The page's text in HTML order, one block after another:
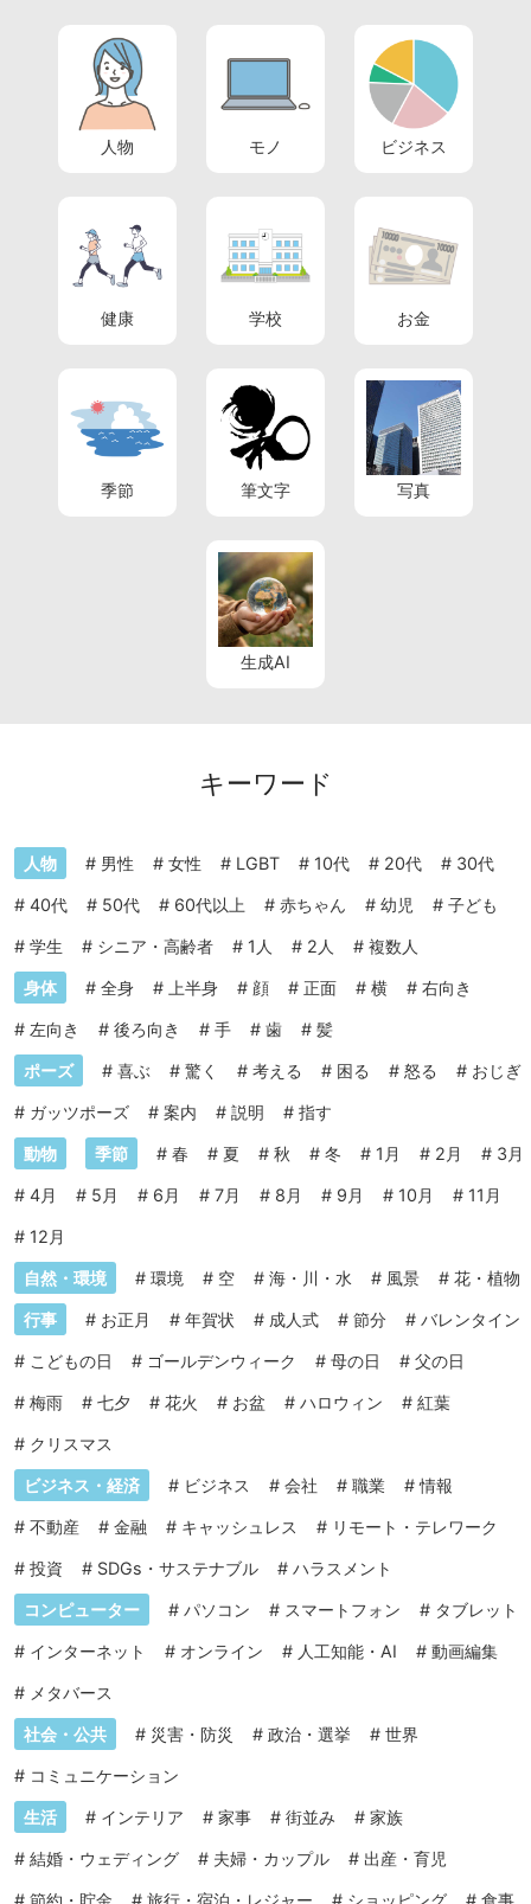
人物 モノ ビジネス
健康 学校 お金
季節 筆文字 写真
生成AI
キーワード
人物 # 男性 # 女性 # LGBT # 10代 # 20代 # 30代
# 40代 # 50代 # 60代以上 # 赤ちゃん # 幼児 # 子ども
# 学生 # シニア・高齢者 # 1人 # 2人 # 複数人
身体 # 全身 # 上半身 # 顔 # 正面 # 横 # 右向き
# 左向き # 後ろ向き # 手 # 歯 # 髪
ポーズ # 喜ぶ # 驚く # 考える # 困る # 怒る # おじぎ
# ガッツポーズ # 案内 # 説明 # 指す
動物 季節 # 春 # 夏 # 秋 # 冬 # 1月 # 2月 # 3月
# 4月 # 5月 # 6月 # 7月 # 8月 # 9月 # 10月 # 11月
# 12月
自然・環境 # 環境 # 空 # 海・川・水 # 風景 # 花・植物
行事 # お正月 # 年賀状 # 成人式 # 節分 # バレンタイン
# こどもの日 # ゴールデンウィーク # 母の日 # 父の日
# 梅雨 # 七夕 # 花火 # お盆 # ハロウィン # 紅葉
# クリスマス
ビジネス・経済 # ビジネス # 会社 # 職業 #情報
# 不動産 # 金融 # キャッシュレス # リモート・テレワーク
# 投資 # SDGs・サステナブル # ハラスメント
コンピューター # パソコン # スマートフォン # タブレット
# インターネット # オンライン # 人工知能・AI # 動画編集
# メタバース
社会・公共 # 災害・防災 # 政治・選挙 # 世界
# コミュニケーション
生活 # インテリア # 家事 # 街並み # 家族
# 結婚・ウェディング # 夫婦・カップル # 出産・育児
# 節約・貯金 # 旅行・宿泊・レジャー # ショッピング # 食事